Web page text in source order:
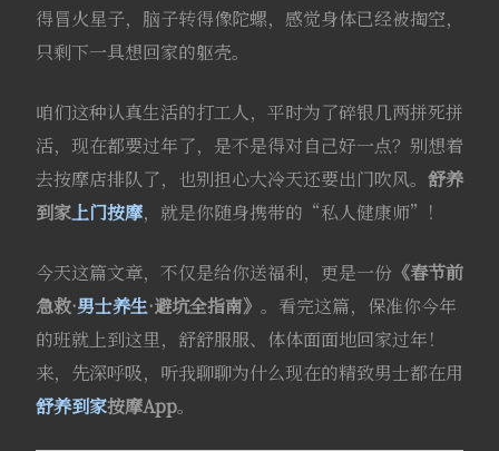
得冒火星子，脑子转得像陀螺，感觉身体已经被掏空，
只剩下一具想回家的躯壳。
咱们这种认真生活的打工人，平时为了碎银几两拼死拼
活，现在都要过年了，是不是得对自己好一点？别想着
去按摩店排队了，也别担心大冷天还要出门吹风。 舒养
到家上门按摩，就是你随身携带的“私人健康师”！
今天这篇文章，不仅是给你送福利，更是一份《春节前
急救·男士养生·避坑全指南》 。看完这篇，保准你今年
的班就上到这里，舒舒服服、体体面面地回家过年！
来，先深呼吸，听我聊聊为什么现在的精致男士都在用
舒养到家按摩App。